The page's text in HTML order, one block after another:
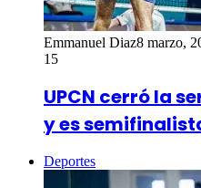
Emmanuel Diaz8 marzo,
15
UPCN cerró la
y es
Deportes